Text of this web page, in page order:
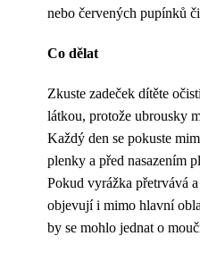
nebo červených pupínků
Co dělat
Zkuste zadeček dítěte
látkou, protože ubrousky
Každý den se pokuste
plenky a před nasazením
Pokud vyrážka přetrvává
objevují i mimo hlavní
by se mohlo jednat o